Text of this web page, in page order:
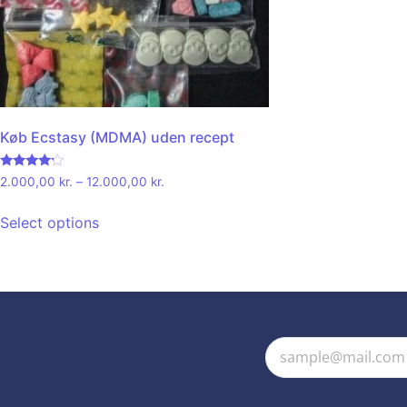
Køb Ecstasy (MDMA) uden recept
Rated
4.00
2.000,00 kr. – 12.000,00 kr.
Select options